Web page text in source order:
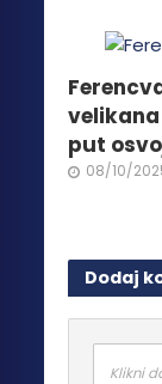
velikana
put
08/10/
Dodaj
Klikni